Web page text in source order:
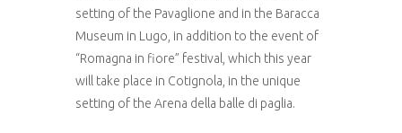
setting of the Pavaglione and in the Baracca
Museum in Lugo, in addition to the event of
“Romagna in fiore” festival, which this year
will take place in Cotignola, in the unique
setting of the Arena della balle di paglia.